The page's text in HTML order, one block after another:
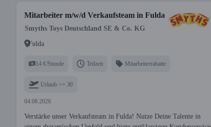
Mitarbeiter m/w/d Verkaufsteam in Fulda
Smyths Toys Deutschland SE & Co. KG
Fulda
14 €/Stunde Teilzeit Mitarbeiterrabatte
Urlaub >= 30
04.08.2026
Verstärke unser Verkaufsteam in Fulda! Nutze Deine Talente in